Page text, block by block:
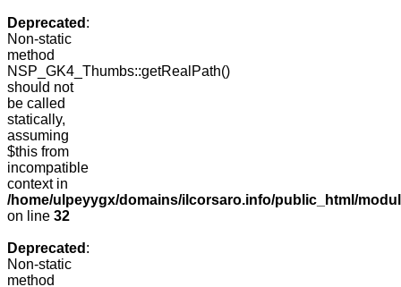
Deprecated :
Non-static
method
NSP_GK4_Thumbs::getRealPath()
should not
be called
statically,
assuming
$this from
incompatible
context in
/home/ulpeyygx/domains/ilcorsaro.info/public_html/
on line 32
Deprecated :
Non-static
method